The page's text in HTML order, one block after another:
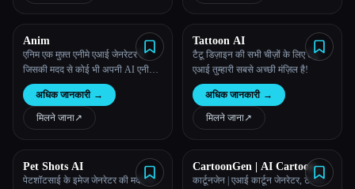
Anim
एनिम एक मुफ़्त एनीमे एआई जेनरेटर है
जिसकी मदद से कोई भी अपनी AI एनीमे
आर्ट बना सकता है। हमारे AI टूल की
मदद से शानदार एनीमे आर्ट तैयार करना
आसान है।
अधिक जानकारी →
मिलने जाना↗︎
Tattoon AI
टैटू डिज़ाइन की सभी चीज़ों के लिए टैटू
एआई तुम्हारी सबसे अच्छी मंज़िल है!
अधिक जानकारी →
मिलने जाना↗︎
Pet Shots AI
पेटशॉटसाई के इमेज जेनरेटर की मदद से
CartoonGen | AI Cartoon
Generator
कार्टूनजेन | एआई कार्टून जेनरेटर, टेक्स्ट